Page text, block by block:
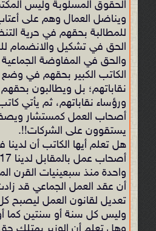
الحقوق المسلوبة وليس
ويناضل العمال وهم على أعتاب
للمطالبة بحقهم في حرية
الحق في تشكيل والانضمام
والحق في المفاوضة الجماعية
الكاتب الكبير بحقهم في وضع
نقاباتهم؛ بل ويطالبون
ورؤساء نقاباتهم، ثم يأتي
أصحاب العمل كمستشار
يستقوون على الشركات!!.
واحدة منذ سبعينيات القرن
أن عقد العمل الجماعي قد
تعديل لقانون العمل ليصبح
وليس كل سنة أو سنتين كما